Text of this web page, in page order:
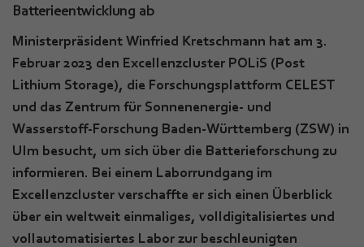
Batterieentwicklung ab
Ministerpräsident Winfried Kretschmann hat am 3.
Februar 2023 den Excellenzcluster POLiS (Post
Lithium Storage), die Forschungsplattform CELEST
und das Zentrum für Sonnenenergie- und
Wasserstoff-Forschung Baden-Württemberg (ZSW) in
Ulm besucht, um sich über die Batterieforschung zu
informieren. Bei einem Laborrundgang im
Excellenzcluster verschaffte er sich einen Überblick
über ein weltweit einmaliges, volldigitalisiertes und
vollautomatisiertes Labor zur beschleunigten